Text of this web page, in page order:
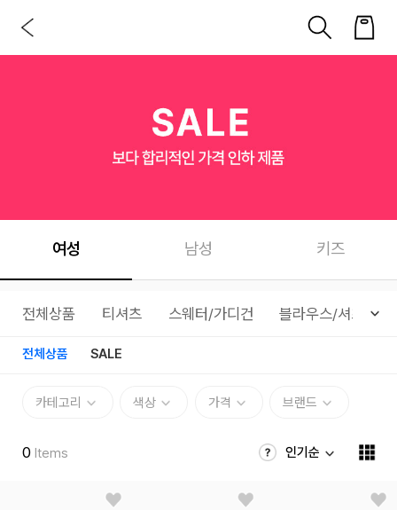
여성 남성 키즈
전체상품 티셔츠 스웨터/가디건 블라우스/셔츠
전체상품 SALE
카테고리 색상 가격 브랜드
0 Items 인기순